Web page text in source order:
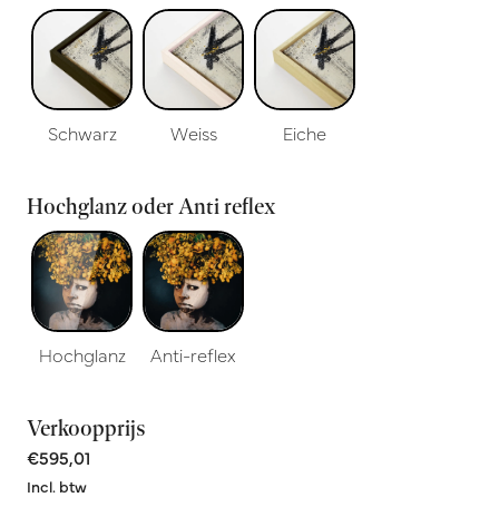
Schwarz Weiss Eiche
Hochglanz oder Anti reflex
Hochglanz Anti-reflex
Verkoopprijs
€595,01
Incl. btw